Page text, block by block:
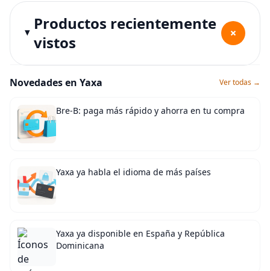
Productos recientemente
vistos
+
Novedades en Yaxa Ver todas →
Bre-B: paga más rápido y ahorra en tu compra
Yaxa ya habla el idioma de más países
Yaxa ya disponible en España y República
Dominicana